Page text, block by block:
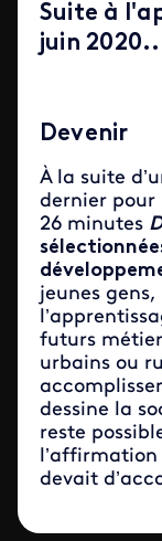
Suite à
juin
Devenir
À la suite
dernier pour
26 minutes
jeunes
futurs
urbains ou
dessine la
reste
l’affirmation
devait